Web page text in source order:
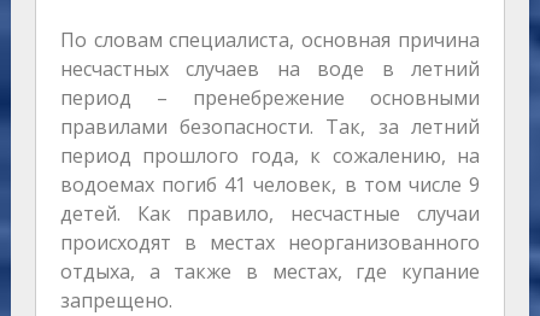
По словам специалиста, основная причина
несчастных случаев на воде в летний
период – пренебрежение основными
правилами безопасности. Так, за летний
период прошлого года, к сожалению, на
водоемах погиб 41 человек, в том числе 9
детей. Как правило, несчастные случаи
происходят в местах неорганизованного
отдыха, а также в местах, где купание
запрещено.